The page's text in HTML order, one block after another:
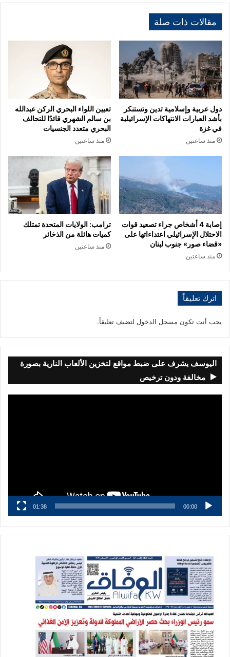
مقالات ذات صلة
دول عربية وإسلامية تدين وتستنكر
بأشد العبارات الانتهاكات الإسرائيلية
في غزة
منذ ساعتين
تعيين اللواء البحري الركن عبدالله
بن سالم الشهري قائدًا للتحالف
البحري متعدد الجنسيات
منذ ساعتين
إصابة 4 أشخاص جراء تصعيد قوات
الاحتلال الإسرائيلي اعتداءاتها على
«قضاء صور» جنوب لبنان
منذ ساعتين
ترامب: الولايات المتحدة تمتلك
كميات هائلة من الذخائر
منذ ساعتين
اترك تعليقاً
يجب أنت تكون مسجل الدخول لتضيف تعليقاً.
اليوسف يشرف على ضبط مواقع لتخزين الألعاب النارية بصورة
مخالفة ودون ترخيص
00:00
01:38